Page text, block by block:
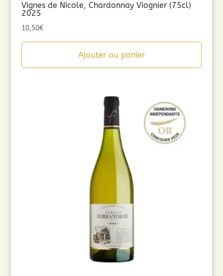
Vignes de Nicole, Chardonnay Viognier (75cl)
2025
10,50€
Ajouter au panier